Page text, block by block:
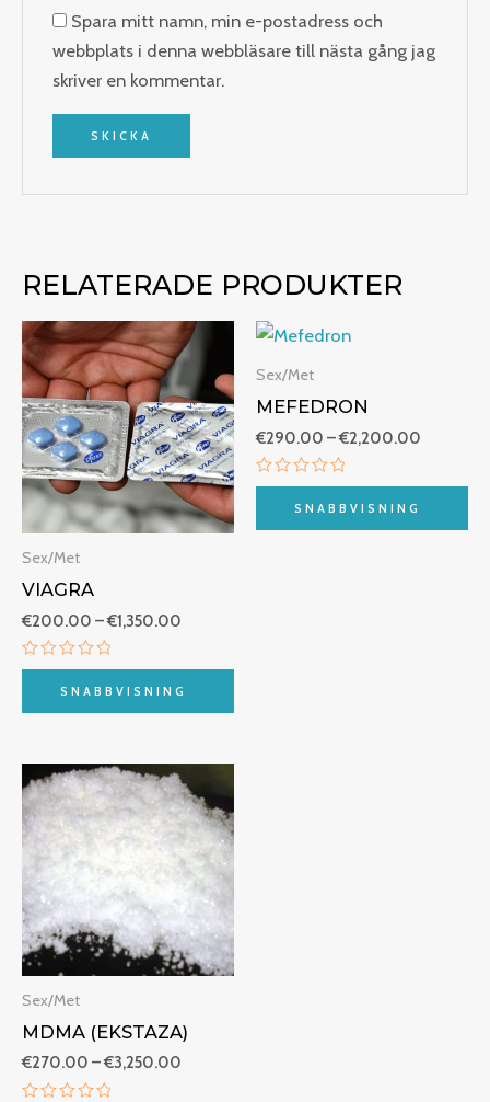
Spara mitt namn, min e-postadress och
webbplats i denna webbläsare till nästa gång jag
skriver en kommentar.
RELATERADE PRODUKTER
Sex/Met
VIAGRA
€200.00 –€1,350.00
Prisintervall:
€200.00
€1,350.00
Betygsatt
5
SNABBVISNING
Sex/Met
MEFEDRON
€290.00 –€2,200.00
Betygsatt
5
SNABBVISNING
Sex/Met
MDMA (EKSTAZA)
€270.00 –€3,250.00
€270.00
till
€3,250.00